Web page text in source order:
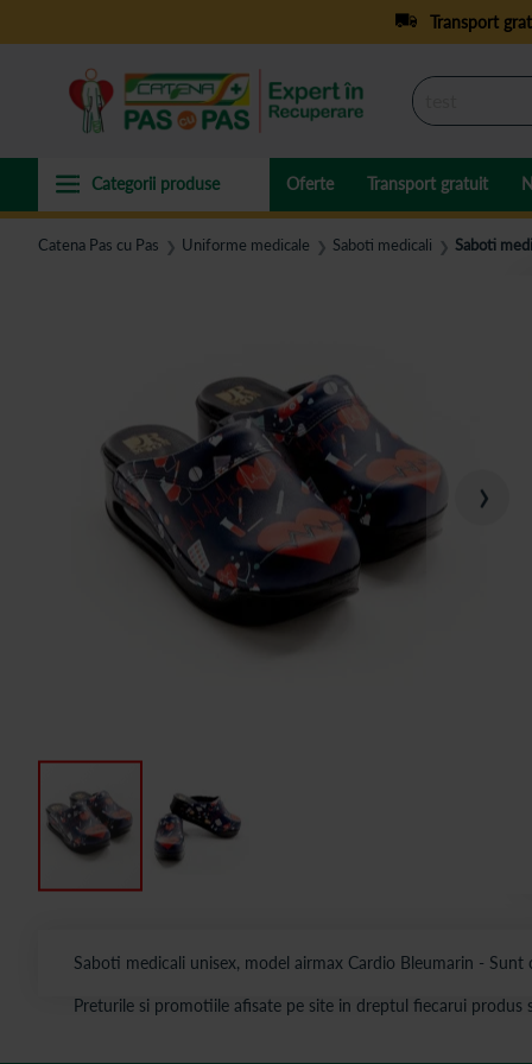
Transport
Oferte Transport gratuit
Catena Pas cu Pas ❯ Uniforme medicale ❯ Saboti medicali ❯ Saboti
Saboti medicali unisex, model airmax Cardio Bleumarin -
Preturile si promotiile afisate pe site in dreptul fiecarui